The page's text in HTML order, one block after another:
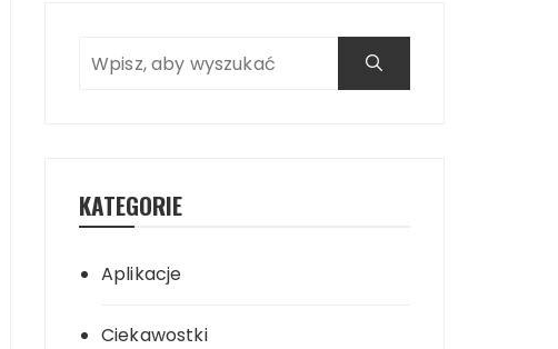
KATEGORIE
Aplikacje
Ciekawostki